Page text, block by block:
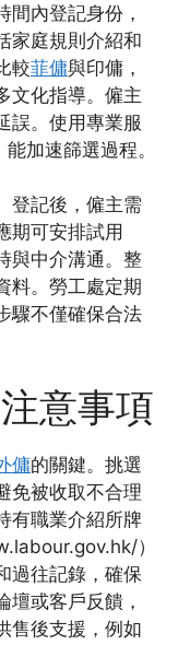
間內登記身份，
家庭規則介紹和
較菲傭與印傭，
文化指導。僱主
誤。使用專業服
加速篩選過程。
登記後，僱主需
期可安排試用
與中介溝通。整
料。勞工處定期
驟不僅確保合法
意事項
傭的關鍵。挑選
免被收取不合理
有職業介紹所牌
）
過往記錄，確保
壇或客戶反饋，
售後支援，例如